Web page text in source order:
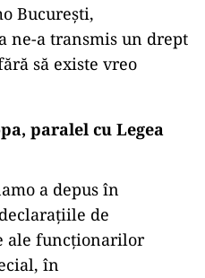
București,
ne-a transmis un drept
să existe vreo
paralel cu Legea
a depus în
de
ale funcționarilor
în